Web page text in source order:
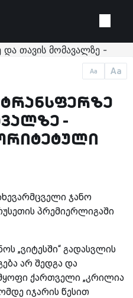
Aa Aa
-
ჯანო
პრემიერლიგაში
„ვიტესში“ გადასვლის
არ შედგა და
მყოფი ქართველი „კრილია
იჯარის წესით